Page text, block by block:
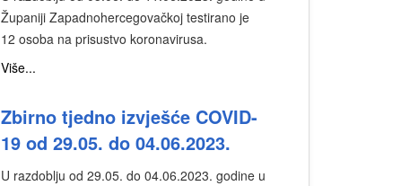
Županiji Zapadnohercegovačkoj testirano je
12 osoba na prisustvo koronavirusa.
Više...
Zbirno tjedno izvješće COVID-
19 od 29.05. do 04.06.2023.
U razdoblju od 29.05. do 04.06.2023. godine u